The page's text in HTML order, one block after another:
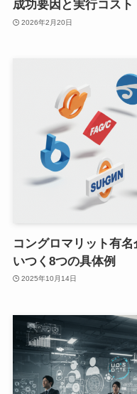
成功要因と実行コスト
2026年2月20日
コングロマリット有
いつく8つの具体例
2025年10月14日